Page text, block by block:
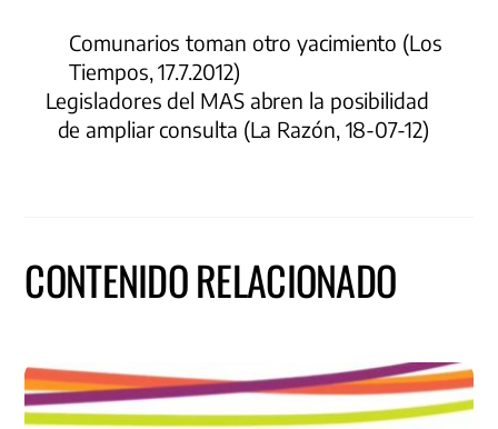
Comunarios toman otro yacimiento (Los
Tiempos, 17.7.2012)
Legisladores del MAS abren la posibilidad
de ampliar consulta (La Razón, 18-07-12)
CONTENIDO RELACIONADO